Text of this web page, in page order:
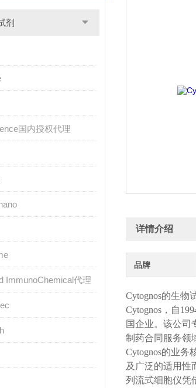
剂
国内授权代理
ImmunoChemical代理
详情介绍
品牌
Cytognos的生物
Cytognos ，自
国企业。该公司
制药合同服务领
Cytognos的业务
及广泛的适用性
列流式细胞仪凭